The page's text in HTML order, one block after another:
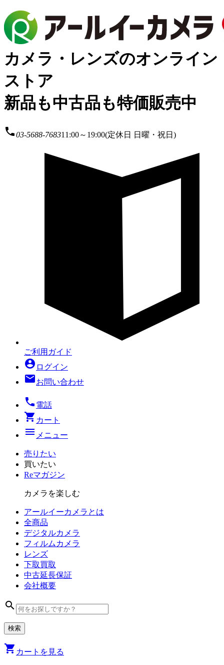
カメラ・レンズのオンライン
ストア
新品も中古品も特価販売中
local_phone03-5688-768311:00～19:00(定休日 日曜・祝日)
ご利用ガイド
account_circle ログイン
mailお問い合わせ
local_phone 電話
shopping_cart カート
menu メニュー
売りたい
買いたい
Reマガジン
カメラを楽しむ
アールイーカメラとは
全商品
デジタルカメラ
フィルム カメラ
レンズ
下取買取
中古延長保証
会社概要
search
shopping_cart カートを見る